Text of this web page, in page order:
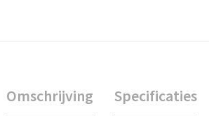
Omschrijving Specificaties